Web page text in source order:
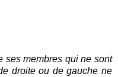
ses membres qui ne sont
droite ou de gauche ne